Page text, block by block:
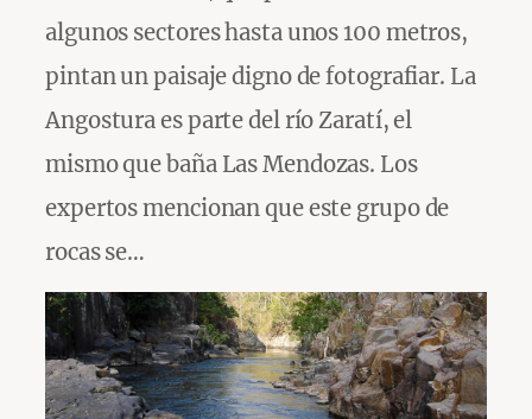
algunos sectores hasta unos 100 metros,
pintan un paisaje digno de fotografiar. La
Angostura es parte del río Zaratí, el
mismo que baña Las Mendozas. Los
expertos mencionan que este grupo de
rocas se…